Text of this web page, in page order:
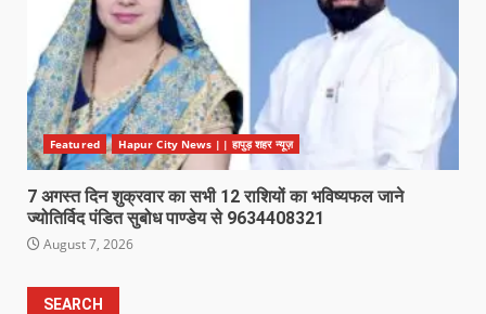
Featured Hapur City News || हापुड़ शहर न्यूज़
7 अगस्त दिन शुक्रवार का सभी 12 राशियों का भविष्यफल जाने
ज्योतिर्विद पंडित सुबोध पाण्डेय से 9634408321
August 7, 2026
SEARCH